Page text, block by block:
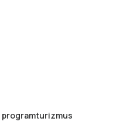
programturizmus